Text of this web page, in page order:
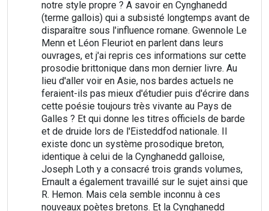
notre style propre ? A savoir en Cynghanedd
(terme gallois) qui a subsisté longtemps avant de
disparaître sous l'influence romane. Gwennole Le
Menn et Léon Fleuriot en parlent dans leurs
ouvrages, et j'ai repris ces informations sur cette
prosodie brittonique dans mon dernier livre. Au
lieu d'aller voir en Asie, nos bardes actuels ne
feraient-ils pas mieux d'étudier puis d'écrire dans
cette poésie toujours très vivante au Pays de
Galles ? Et qui donne les titres officiels de barde
et de druide lors de l'Eisteddfod nationale. Il
existe donc un système prosodique breton,
identique à celui de la Cynghanedd galloise,
Joseph Loth y a consacré trois grands volumes,
Ernault a également travaillé sur le sujet ainsi que
R. Hemon. Mais cela semble inconnu à ces
nouveaux poètes bretons. Et la Cynghanedd